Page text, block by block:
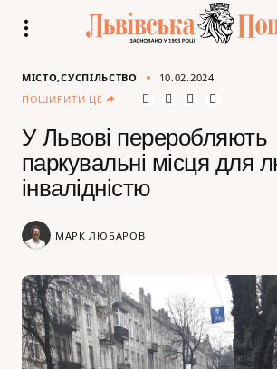
МІСТО СУСПІЛЬСТВО
10.02.2024
ПОШИРИТИ ЦЕ
У Львові переробляють
паркувальні місця для
інвалідністю
МАРК ЛЮБАРОВ